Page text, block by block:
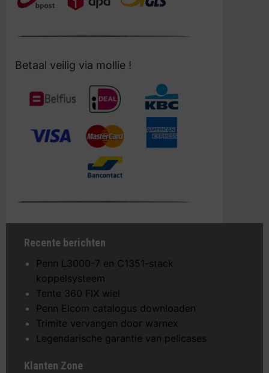
Betaal veilig via mollie !
Recente berichten
Penn L3000-7 en C1351-stack
koppelsysteem
Tente 360 FIX wiel
Penn Elcom catalogus downloaden
Trimite vervangen door warnex
Legendarische garantie van pelicases
Klanten Zone